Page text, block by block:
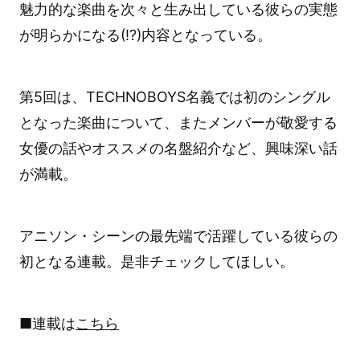
魅力的な楽曲を次々と生み出している彼らの実態
が明らかになる(!?)内容となっている。
第5回は、TECHNOBOYS名義では初のシングル
となった楽曲について、またメンバーが敬愛する
女優の話やオススメの名盤紹介など、興味深い話
が満載。
アニソン・シーンの最先端で活躍している彼らの
初となる連載。是非チェックしてほしい。
■連載はこちら